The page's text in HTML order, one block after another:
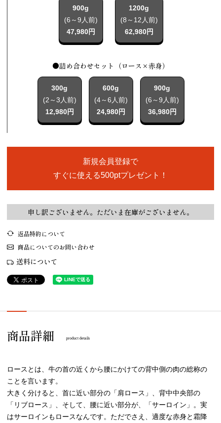
900g
(6～9人前)
47,980円
1200g
(8～12人前)
62,980円
●詰め合わせセット（ロース×赤身）
300g
(2～3人前)
12,980円
600g
(4～6人前)
24,980円
900g
(6～9人前)
36,980円
新規会員登録で
すぐに使える500ptプレゼント！
申し訳ございません。ただいま在庫がございません。
返品特約について
商品についてのお問い合わせ
送料について
商品詳細 product details
ロースとは、牛の首の近くから腰にかけての背中側の肉の総称の
ことを言います。
大きく分けると、首に近い部分の「肩ロース」、背中中央部の
「リブロース」、そして、腰に近い部分が、「サーロイン」。実
はサーロインもロースなんです。ただでさえ、適度な赤身と霜降